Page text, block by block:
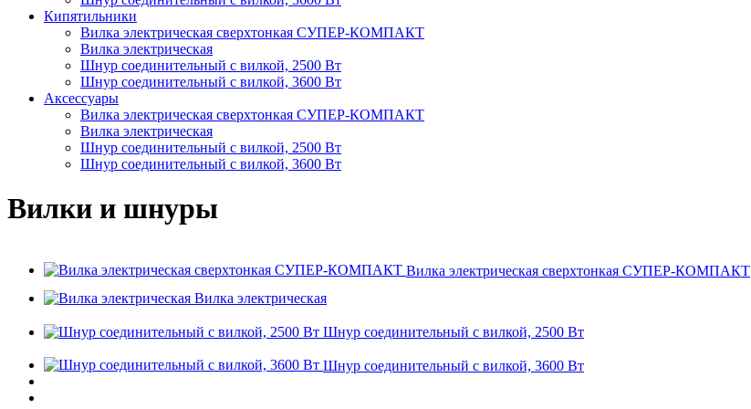
Кипятильники
Вилка электрическая сверхтонкая СУПЕР-КОМПАКТ
Вилка электрическая
Шнур соединительный с вилкой, 2500 Вт
Шнур соединительный с вилкой, 3600 Вт
Аксессуары
Вилка электрическая сверхтонкая СУПЕР-КОМПАКТ
Вилка электрическая
Шнур соединительный с вилкой, 2500 Вт
Шнур соединительный с вилкой, 3600 Вт
Вилки и шнуры
Вилка электрическая сверхтонкая СУПЕР-КОМПАКТ
Вилка электрическая
Шнур соединительный с вилкой, 2500 Вт
Шнур соединительный с вилкой, 3600 Вт